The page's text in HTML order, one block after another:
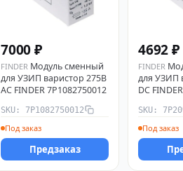
7000 ₽
FINDER Модуль сменный
для УЗИП варистор 275В
AC FINDER 7P1082750012
SKU: 7P1082750012
Под заказ
Предзаказ
4692 ₽
FINDER
для УЗИП
DC
SKU:
Под заказ